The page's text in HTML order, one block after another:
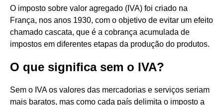
O imposto sobre valor agregado (IVA) foi criado na
França, nos anos 1930, com o objetivo de evitar um efeito
chamado cascata, que é a cobrança acumulada de
impostos em diferentes etapas da produção do produtos.
O que significa sem o IVA?
Sem o IVA os valores das mercadorias e serviços seriam
mais baratos, mas como cada país delimita o imposto a